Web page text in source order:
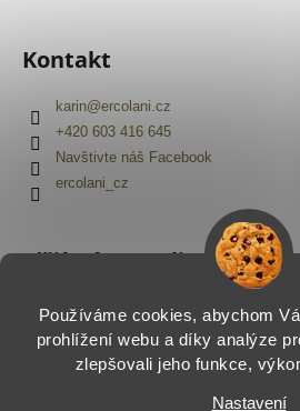
Používáme cookies, abychom
prohlížení webu a díky analýze
zlepšovali jeho funkce,
Nastavení
Kontakt
karin@ercolani.cz
+420 603 416 645
Navštivte náš Facebook
ercolani_cz
Přijímáme online platby